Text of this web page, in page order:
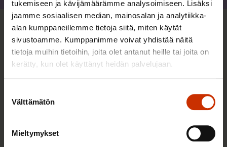
tukemiseen ja kävijämäärämme analysoimiseen. Lisäksi
jaamme sosiaalisen median, mainosalan ja analytiikka-
alan kumppaneillemme tietoja siitä, miten käytät
sivustoamme. Kumppanimme voivat yhdistää näitä
tietoja muihin tietoihin, joita olet antanut heille tai joita on
kerätty, kun olet käyttänyt heidän palvelujaan.
valinta
Välttämätön
Mieltymykset
Sinua saattaa myös kiinnostaa
AY-LIIKE SUOMESSA JA MAAILMALLA